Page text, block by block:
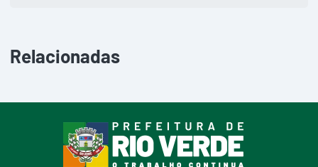
Relacionadas